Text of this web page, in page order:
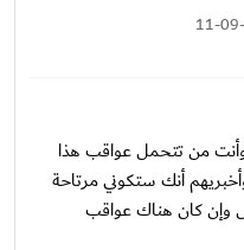
11-
وأنت من تتحمل عواقب هذا
أنك ستكوني مرتاحة
كان هناك عواقب